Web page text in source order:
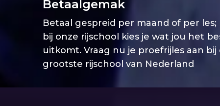
Betaalgemak
Betaal gespreid per maand of per les;
bij onze rijschool kies je wat jou het
uitkomt. Vraag nu je proefrijles aan bij
grootste rijschool van Nederland